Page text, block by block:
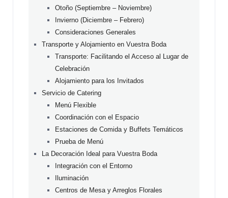
Otoño (Septiembre – Noviembre)
Invierno (Diciembre – Febrero)
Consideraciones Generales
Transporte y Alojamiento en Vuestra Boda
Transporte: Facilitando el Acceso al Lugar de
Celebración
Alojamiento para los Invitados
Servicio de Catering
Menú Flexible
Coordinación con el Espacio
Estaciones de Comida y Buffets Temáticos
Prueba de Menú
La Decoración Ideal para Vuestra Boda
Integración con el Entorno
Iluminación
Centros de Mesa y Arreglos Florales